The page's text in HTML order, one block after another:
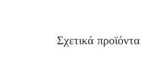
Σχετικά προϊόντα